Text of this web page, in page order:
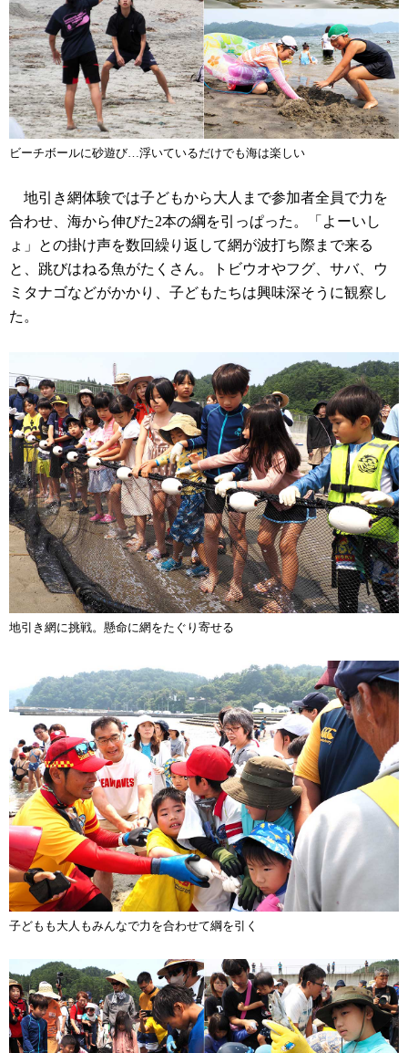
ビーチボールに砂遊び…浮いているだけでも海は楽しい
地引き網体験では子どもから大人まで参加者全員で力を
合わせ、海から伸びた2本の綱を引っぱった。「よーいし
ょ」との掛け声を数回繰り返して網が波打ち際まで来る
と、跳びはねる魚がたくさん。トビウオやフグ、サバ、ウ
ミタナゴなどがかかり、子どもたちは興味深そうに観察し
た。
地引き網に挑戦。懸命に網をたぐり寄せる
子どもも大人もみんなで力を合わせて綱を引く